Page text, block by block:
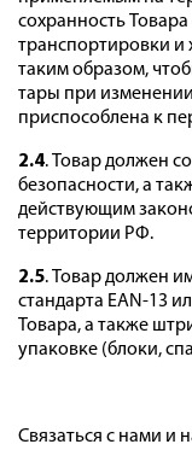
сохранность
транспортировки и
таким образом,
тары при
приспособлена к
2.4. Товар должен
безопасности, а
действующим
территории РФ.
2.5. Товар должен
стандарта EAN-13
Товара, а также
упаковке (блоки,
Связаться с нами и